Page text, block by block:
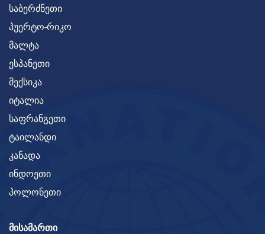
საბერძნეთი
პუერტო-რიკო
მალტა
ესპანეთი
მექსიკა
იტალია
საფრანგეთი
ტაილანდი
კანადა
ინდოეთი
პოლონეთი
ᲛᲘᲡᲐᲛᲐᲠᲗᲘ